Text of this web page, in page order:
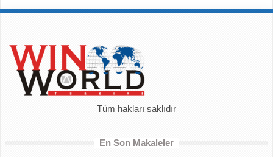
Tüm hakları saklıdır
En Son Makaleler